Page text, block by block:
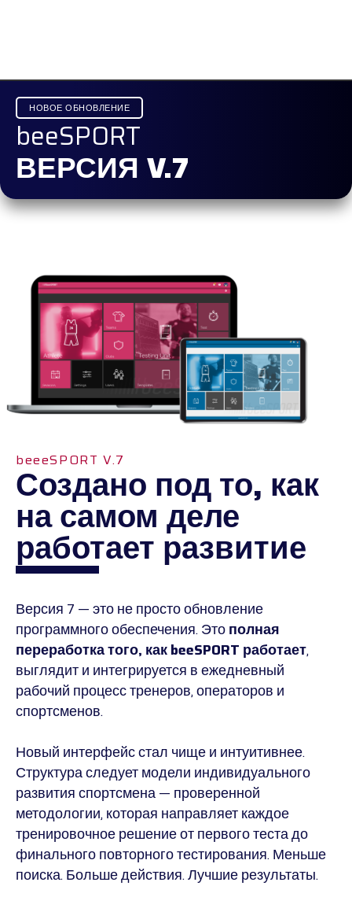
НОВОЕ ОБНОВЛЕНИЕ
beeSPORT
ВЕРСИЯ V.7
beeeSPORT V.7
Создано под то, как
на самом деле
работает развитие
Версия 7 — это не просто обновление
программного обеспечения. Этополная
переработка того, как beeSPORT работает,
выглядит и интегрируется в ежедневный
рабочий процесс тренеров, операторов и
спортсменов.
Новый интерфейс стал чище и интуитивнее.
Структура следует модели индивидуального
развития спортсмена — проверенной
методологии, которая направляет каждое
тренировочное решение от первого теста до
финального повторного тестирования. Меньше
поиска. Больше действия. Лучшие результаты.